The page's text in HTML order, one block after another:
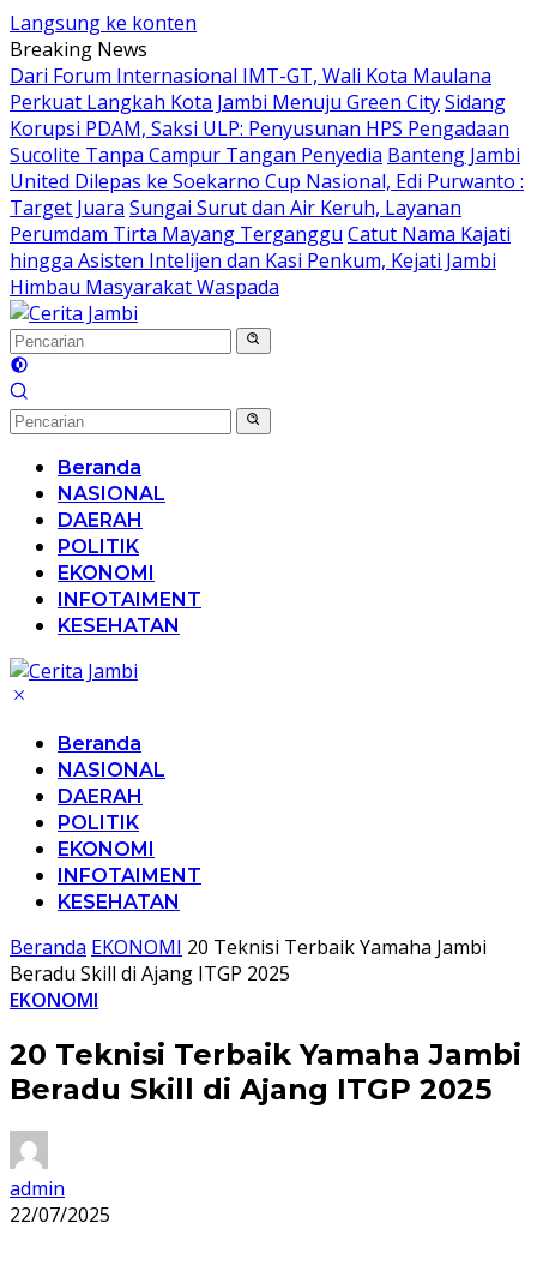
Langsung ke konten
Breaking News
Dari Forum Internasional IMT-GT, Wali Kota Maulana
Perkuat Langkah Kota Jambi Menuju Green CitySidang
Korupsi PDAM, Saksi ULP: Penyusunan HPS Pengadaan
Sucolite Tanpa Campur Tangan Penyedia Banteng Jambi
United Dilepas ke Soekarno Cup Nasional, Edi Purwanto :
Target Juara Sungai Surut dan Air Keruh, Layanan
Perumdam Tirta Mayang Terganggu Catut Nama Kajati
hingga Asisten Intelijen dan Kasi Penkum, Kejati Jambi
Himbau Masyarakat Waspada
Beranda
NASIONAL
DAERAH
POLITIK
EKONOMI
INFOTAIMENT
KESEHATAN
Beranda
NASIONAL
DAERAH
POLITIK
EKONOMI
INFOTAIMENT
KESEHATAN
Beranda EKONOMI 20 Teknisi Terbaik Yamaha Jambi
Beradu Skill di Ajang ITGP 2025
EKONOMI
20 Teknisi Terbaik Yamaha Jambi
Beradu Skill di Ajang ITGP 2025
admin
22/07/2025